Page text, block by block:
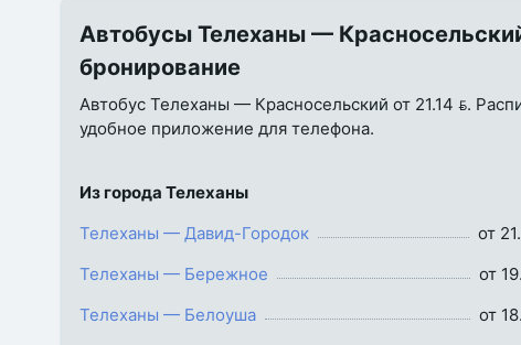
Автобусы Телеханы —
бронирование
Автобус Телеханы — Красносельский от 21.14 .
удобное приложение для телефона.
Из города Телеханы
Телеханы — Давид-Городок
от
Телеханы — Бережное
от
Телеханы — Белоуша
от